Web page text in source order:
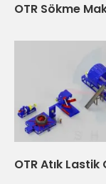
OTR Sökme
OTR Atık